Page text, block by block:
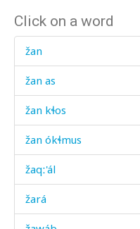
Click on a word
žan
žan as
žan kɬos
žan ókɬmus
žaqː'ál
žará